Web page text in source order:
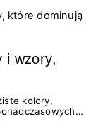
coś absolutnie
dawkę
i wzory,
kolory,